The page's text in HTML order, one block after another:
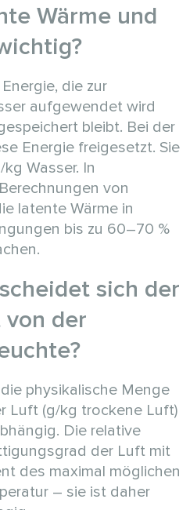
Wärme und
die zur
aufgewendet wird
bleibt. Bei der
Energie freigesetzt. Sie
Wasser. In
von
latente Wärme in
bis zu 60–70 %
sich der
der
physikalische Menge
Luft (g/kg trockene Luft)
Die relative
der Luft mit
des maximal möglichen
– sie ist daher